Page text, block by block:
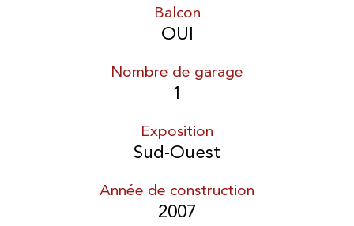
Balcon
OUI
Nombre de garage
1
Exposition
Sud-Ouest
Année de construction
2007